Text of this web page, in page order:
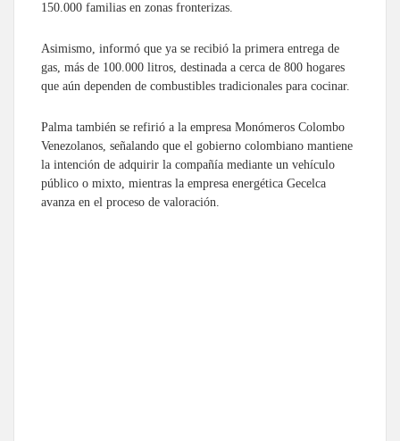
150.000 familias en zonas fronterizas.
Asimismo, informó que ya se recibió la primera entrega de
gas, más de 100.000 litros, destinada a cerca de 800 hogares
que aún dependen de combustibles tradicionales para cocinar.
Palma también se refirió a la empresa Monómeros Colombo
Venezolanos, señalando que el gobierno colombiano mantiene
la intención de adquirir la compañía mediante un vehículo
público o mixto, mientras la empresa energética Gecelca
avanza en el proceso de valoración.